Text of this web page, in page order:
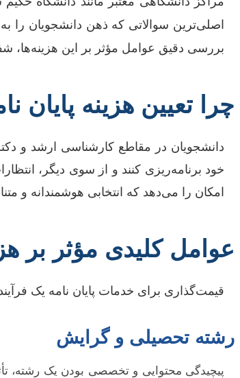
اصلی‌ترین سوالاتی که ذهن دانشجویان
بررسی دقیق عوامل مؤثر بر این هزینه‌ها،
چرا تعیین هزینه پایان
دانشجویان در مقاطع کارشناسی ارشد و
خود برنامه‌ریزی کنند و از سوی دیگر،
امکان را می‌دهد که انتخابی هوشمندانه و
عوامل کلیدی مؤثر بر
قیمت‌گذاری برای خدمات پایان نامه یک
رشته تحصیلی و گرایش
پیچیدگی محتوایی و تخصصی بودن یک رشته،